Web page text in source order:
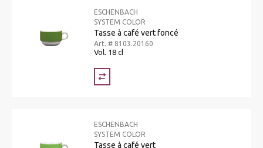
ESCHENBACH
SYSTEM COLOR
Tasse à café vert foncé
Art. # 8103.20160
Vol. 18 cl
ESCHENBACH
SYSTEM COLOR
Tasse à café vert